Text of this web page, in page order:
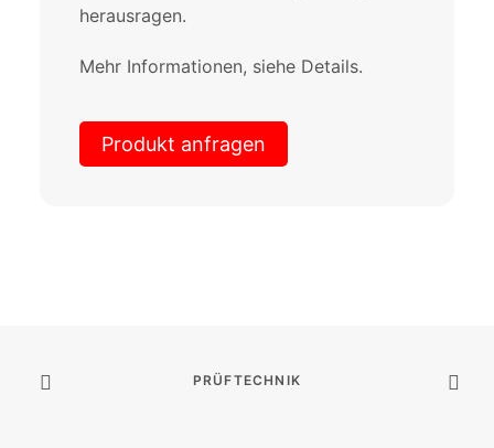
herausragen.
Mehr Informationen, siehe Details.
Produkt anfragen
PRÜFTECHNIK